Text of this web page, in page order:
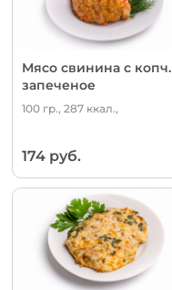
Мясо свинина с копч.
запеченое
100 гр., 287 ккал.,
174 руб.